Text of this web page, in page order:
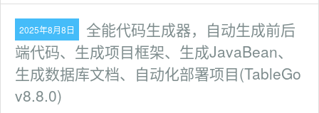
2025年8月8日
全能代码生成器，自动生成前后
端代码、生成项目框架、生成JavaBean、
生成数据库文档、自动化部署项目(TableGo
v8.8.0)